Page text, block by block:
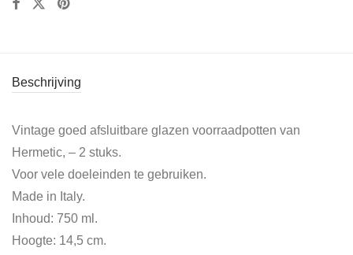
Beschrijving
Vintage goed afsluitbare glazen voorraadpotten van
Hermetic, – 2 stuks.
Voor vele doeleinden te gebruiken.
Made in Italy.
Inhoud: 750 ml.
Hoogte: 14,5 cm.